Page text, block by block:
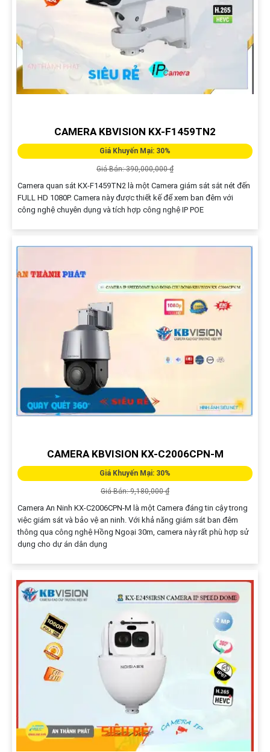
CAMERA KBVISION KX-F1459TN2
Giá Khuyến Mại: 30%
Giá Bán: 390,000,000 ₫
Camera quan sát KX-F1459TN2 là một Camera giám sát sắt nét đến
FULL HD 1080P. Camera này được thiết kế để xem ban đêm với
công nghệ chuyên dụng và tích hợp công nghệ IP POE
CAMERA KBVISION KX-C2006CPN-M
Giá Khuyến Mại: 30%
Giá Bán: 9,180,000 ₫
Camera An Ninh KX-C2006CPN-M là một Camera đáng tin cậy trong
việc giám sát và bảo vệ an ninh. Với khả năng giám sát ban đêm
thông qua công nghệ Hồng Ngoại 30m, camera này rất phù hợp sử
dụng cho dự án dân dụng